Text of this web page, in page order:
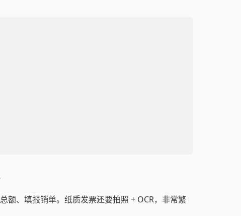
额、填报销单。纸质发票还要拍照 + OCR，非常繁